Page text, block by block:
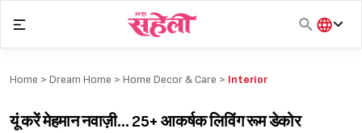
content
हिंदी
Home > Dream Home > Home Decor & Care > Interior
यूं करें मेहमान नवाज़ी… 25+ आकर्षक लिविंग रूम डेकोर